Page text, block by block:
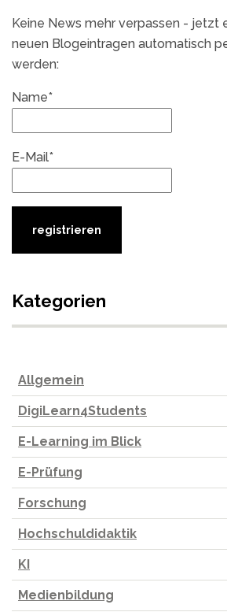
Keine News mehr verpassen - jetzt
neuen Blogeintragen automatisch
werden:
Name*
E-Mail*
Kategorien
Allgemein
DigiLearn4Students
E-Learning im Blick
E-Prüfung
Forschung
Hochschuldidaktik
KI
Medienbildung